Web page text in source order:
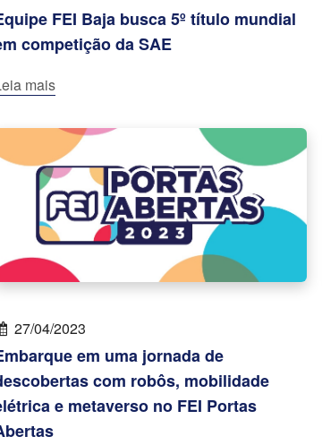
FEI Baja busca 5º título mundial
competição da SAE
mais
27/04/2023
em uma jornada de
com robôs, mobilidade
e metaverso no FEI Portas